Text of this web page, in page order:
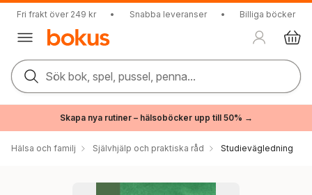
Fri frakt över 249 kr • Snabba leveranser • Billiga böcker
Sök bok, spel, pussel, penna...
Skapa nya rutiner – hälsoböcker upp till 50% →
Hälsa och familj Självhjälp och praktiska råd Studievägledning